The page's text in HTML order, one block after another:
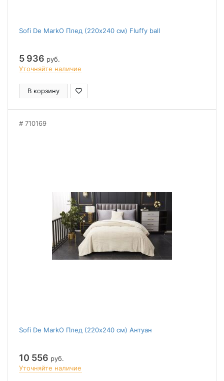
Sofi De MarkO Плед (220x240 см) Fluffy ball
5 936 руб.
Уточняйте наличие
В корзину
710169
Sofi De MarkO Плед (220x240 см) Антуан
10 556 руб.
Уточняйте наличие